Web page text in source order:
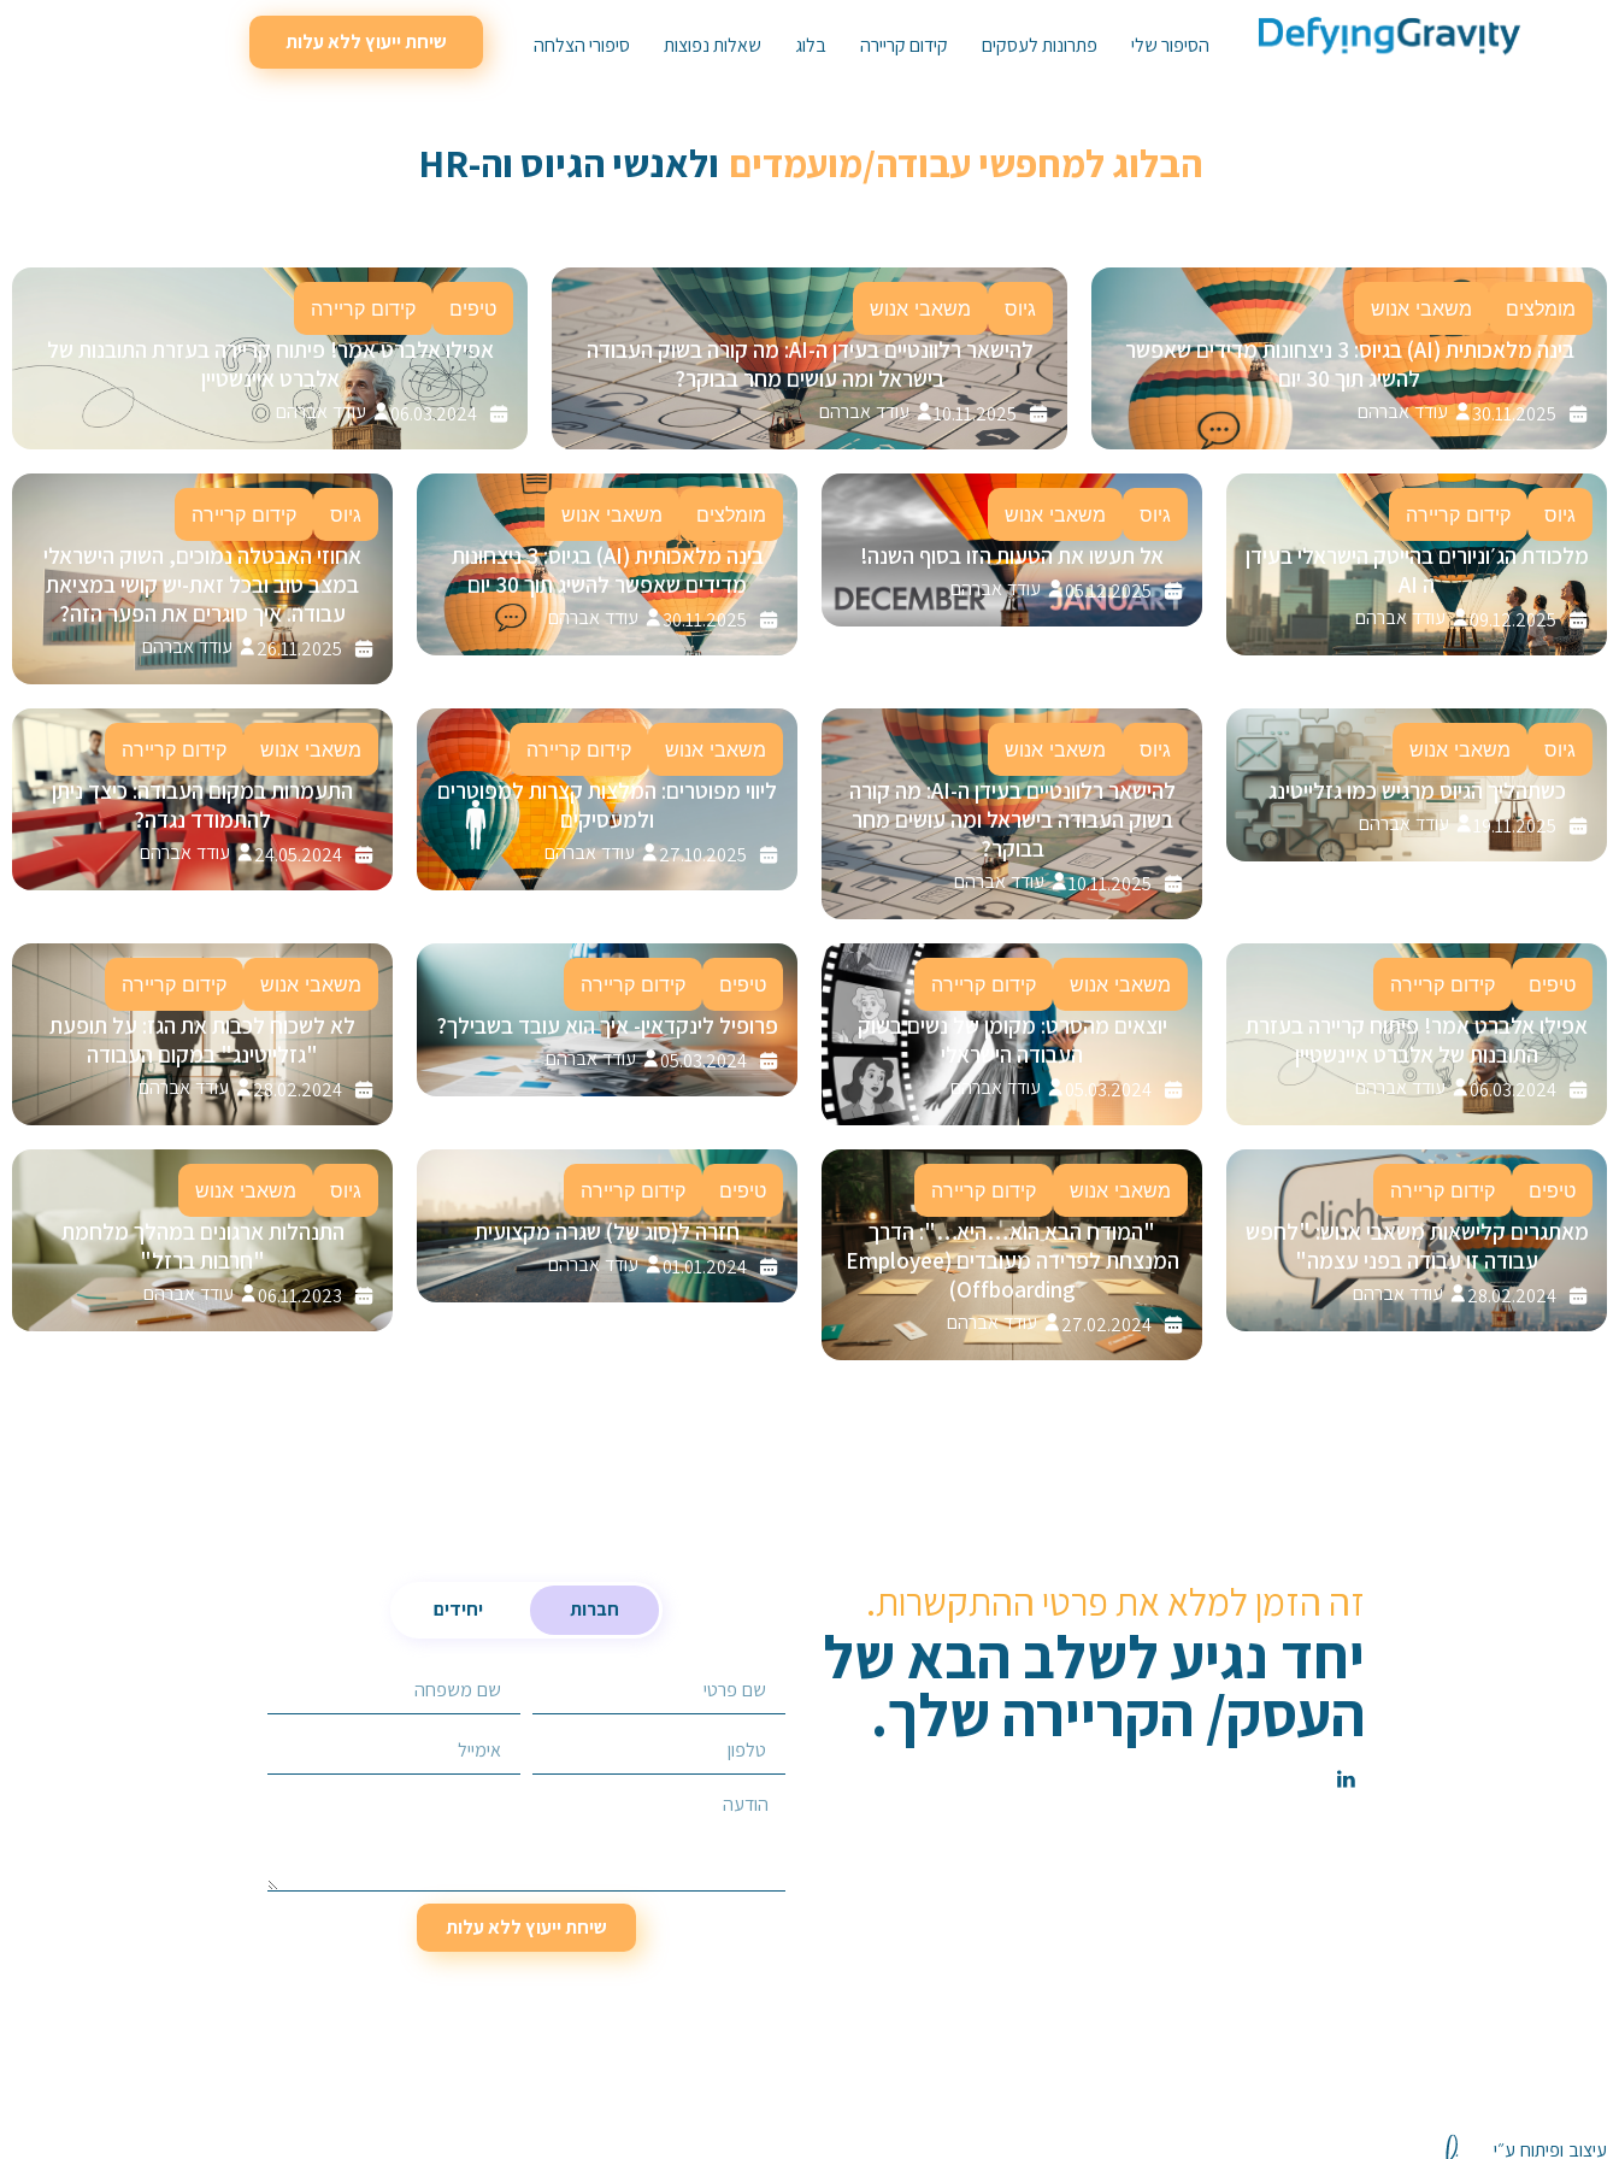
הסיפור שלי פתרונות לעסקים קידום קריירה בלוג שאלות נפוצות סיפורי הצלחה שיחת ייעוץ ללא עלות
הבלוג למחפשי עבודה/מועמדים ולאנשי הגיוס וה-HR
מומלצים משאבי אנוש
בינה מלאכותית (AI) בגיוס: 3 ניצחונות מדידים שאפשר
להשיג תוך 30 יום
30.11.2025 עודד אברהם
גיוס משאבי אנוש
להישאר רלוונטיים בעידן ה-AI: מה קורה בשוק העבודה
בישראל ומה עושים מחר בבוקר?
10.11.2025 עודד אברהם
טיפים קידום קריירה
אפילו אלברט אמר! פיתוח קריירה בעזרת התובנות של
אלברט איינשטיין
06.03.2024 עודד אברהם
גיוס קידום קריירה
מלכודת הג׳וניורים בהייטק הישראלי בעידן
ה AI
09.12.2025 עודד אברהם
גיוס משאבי אנוש
אל תעשו את הטעות הזו בסוף השנה!
05.12.2025 עודד אברהם
מומלצים משאבי אנוש
בינה מלאכותית (AI) בגיוס: 3 ניצחונות
מדידים שאפשר להשיג תוך 30 יום
30.11.2025 עודד אברהם
גיוס קידום קריירה
אחוזי האבטלה נמוכים, השוק הישראלי
במצב טוב ובכל זאת-יש קושי במציאת
עבודה. איך סוגרים את הפער הזה?
26.11.2025 עודד אברהם
גיוס משאבי אנוש
כשתהליך הגיוס מרגיש כמו גזלייטינג
19.11.2025 עודד אברהם
גיוס משאבי אנוש
להישאר רלוונטיים בעידן ה-AI: מה קורה
בשוק העבודה בישראל ומה עושים מחר
בבוקר?
10.11.2025 עודד אברהם
משאבי אנוש קידום קריירה
ליווי מפוטרים: המלצות קצרות למפוטרים
ולמעסיקים
27.10.2025 עודד אברהם
משאבי אנוש קידום קריירה
התעמרות במקום העבודה: כיצד ניתן
להתמודד נגדה?
24.05.2024 עודד אברהם
טיפים קידום קריירה
אפילו אלברט אמר! פיתוח קריירה בעזרת
התובנות של אלברט איינשטיין
06.03.2024 עודד אברהם
משאבי אנוש קידום קריירה
יוצאים מהסרט: מקומן של נשים בשוק
העבודה הישראלי
05.03.2024 עודד אברהם
טיפים קידום קריירה
פרופיל לינקדאין- איך הוא עובד בשבילך?
05.03.2024 עודד אברהם
משאבי אנוש קידום קריירה
לא לשכוח לכבות את הגז: על תופעת
"גזלייטינג" במקום העבודה
28.02.2024 עודד אברהם
טיפים קידום קריירה
מאתגרים קלישאות משאבי אנוש: "לחפש
עבודה זו עבודה בפני עצמה"
28.02.2024 עודד אברהם
משאבי אנוש קידום קריירה
"המודח הבא הוא…היא…": הדרך
המנצחת לפרידה מעובדים (Employee
Offboarding)
27.02.2024 עודד אברהם
טיפים קידום קריירה
חזרה ל(סוג של) שגרה מקצועית
01.01.2024 עודד אברהם
גיוס משאבי אנוש
התנהלות ארגונים במהלך מלחמת
"חרבות ברזל"
06.11.2023 עודד אברהם
זה הזמן למלא את פרטי ההתקשרות.
יחד נגיע לשלב הבא של
העסק/ הקריירה שלך.
חברות יחידים
שיחת ייעוץ ללא עלות
בחר/י שירות מבוקש
עיצוב ופיתוח ע״י